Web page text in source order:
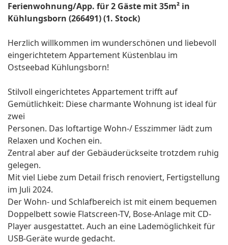
Ferienwohnung/App. für 2 Gäste mit 35m² in
Kühlungsborn (266491) (1. Stock)
Herzlich willkommen im wunderschönen und liebevoll
eingerichtetem Appartement Küstenblau im
Ostseebad Kühlungsborn!
Stilvoll eingerichtetes Appartement trifft auf
Gemütlichkeit: Diese charmante Wohnung ist ideal für
zwei
Personen. Das loftartige Wohn-/ Esszimmer lädt zum
Relaxen und Kochen ein.
Zentral aber auf der Gebäuderückseite trotzdem ruhig
gelegen.
Mit viel Liebe zum Detail frisch renoviert, Fertigstellung
im Juli 2024.
Der Wohn- und Schlafbereich ist mit einem bequemen
Doppelbett sowie Flatscreen-TV, Bose-Anlage mit CD-
Player ausgestattet. Auch an eine Lademöglichkeit für
USB-Geräte wurde gedacht.